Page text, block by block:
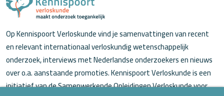
Op Kennispoort Verloskunde vind je samenvattingen van recent
en relevant internationaal verloskundig wetenschappelijk
onderzoek, interviews met Nederlandse onderzoekers en nieuws
over o.a. aanstaande promoties. Kennispoort Verloskunde is een
initiatief van de Samenwerkende Opleidingen Verloskunde voor